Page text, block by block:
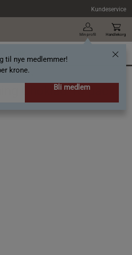
Kundeservice
Min profil
til nye medlemmer!
krone.
Bli medlem
Handlekorg
Choklad 10 pack